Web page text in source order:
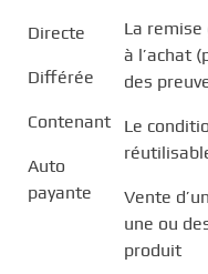
Directe
Différée
Contenant
Auto
payante
La
à l’achat
des
Le
Vente
une ou
produit